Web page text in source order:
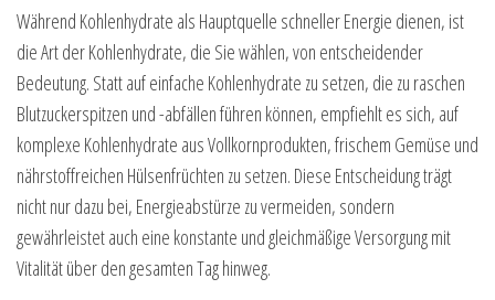
Während Kohlenhydrate als Hauptquelle schneller Energie dienen, ist
die Art der Kohlenhydrate, die Sie wählen, von entscheidender
Bedeutung. Statt auf einfache Kohlenhydrate zu setzen, die zu raschen
Blutzuckerspitzen und -abfällen führen können, empfiehlt es sich, auf
komplexe Kohlenhydrate aus Vollkornprodukten, frischem Gemüse und
nährstoffreichen Hülsenfrüchten zu setzen. Diese Entscheidung trägt
nicht nur dazu bei, Energieabstürze zu vermeiden, sondern
gewährleistet auch eine konstante und gleichmäßige Versorgung mit
Vitalität über den gesamten Tag hinweg.